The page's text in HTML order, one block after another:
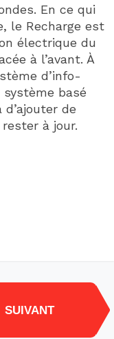
En ce qui
le Recharge est
électrique du
à l’avant. À
d’info-
basé
de
à jour.
SUIVANT